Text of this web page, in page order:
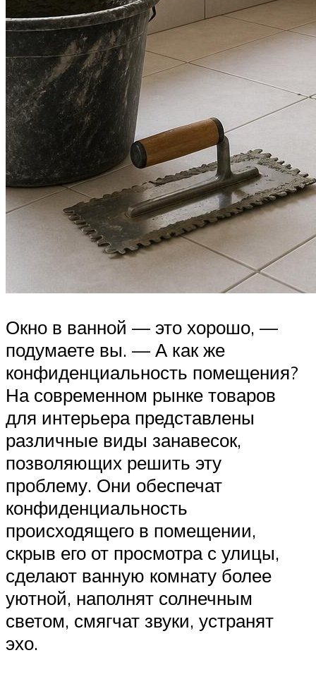
Окно в ванной — это хорошо, —
подумаете вы. — А как же
конфиденциальность помещения?
На современном рынке товаров
для интерьера представлены
различные виды занавесок,
позволяющих решить эту
проблему. Они обеспечат
конфиденциальность
происходящего в помещении,
скрыв его от просмотра с улицы,
сделают ванную комнату более
уютной, наполнят солнечным
светом, смягчат звуки, устранят
эхо.